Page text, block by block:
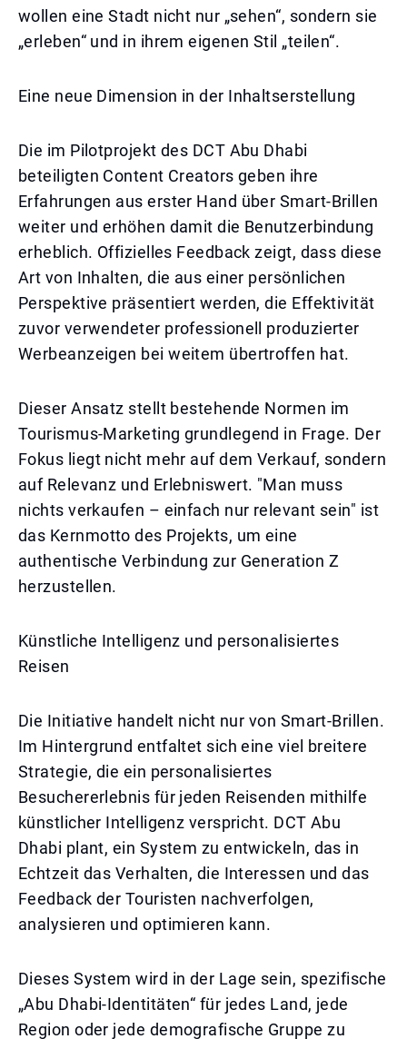
wollen eine Stadt nicht nur „sehen“, sondern sie
„erleben“ und in ihrem eigenen Stil „teilen“.
Eine neue Dimension in der Inhaltserstellung
Die im Pilotprojekt des DCT Abu Dhabi
beteiligten Content Creators geben ihre
Erfahrungen aus erster Hand über Smart-Brillen
weiter und erhöhen damit die Benutzerbindung
erheblich. Offizielles Feedback zeigt, dass diese
Art von Inhalten, die aus einer persönlichen
Perspektive präsentiert werden, die Effektivität
zuvor verwendeter professionell produzierter
Werbeanzeigen bei weitem übertroffen hat.
Dieser Ansatz stellt bestehende Normen im
Tourismus-Marketing grundlegend in Frage. Der
Fokus liegt nicht mehr auf dem Verkauf, sondern
auf Relevanz und Erlebniswert. "Man muss
nichts verkaufen – einfach nur relevant sein" ist
das Kernmotto des Projekts, um eine
authentische Verbindung zur Generation Z
herzustellen.
Künstliche Intelligenz und personalisiertes
Reisen
Die Initiative handelt nicht nur von Smart-Brillen.
Im Hintergrund entfaltet sich eine viel breitere
Strategie, die ein personalisiertes
Besuchererlebnis für jeden Reisenden mithilfe
künstlicher Intelligenz verspricht. DCT Abu
Dhabi plant, ein System zu entwickeln, das in
Echtzeit das Verhalten, die Interessen und das
Feedback der Touristen nachverfolgen,
analysieren und optimieren kann.
Dieses System wird in der Lage sein, spezifische
„Abu Dhabi-Identitäten“ für jedes Land, jede
Region oder jede demografische Gruppe zu